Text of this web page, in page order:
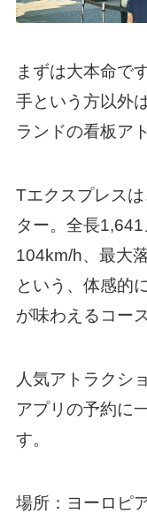
まずは大本命で
手という方以外
ランドの看板ア
Tエクスプレス
ター。全長
104km/h、最大
という、体感的
が味わえるコー
人気アトラクシ
アプリの予約に
す。
場所：ヨーロピ